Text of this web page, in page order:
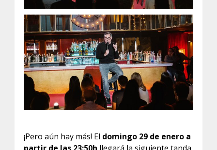
¡Pero aún hay más! El domingo 29 de enero a
partir de las 23:50h llegará la siguiente tanda